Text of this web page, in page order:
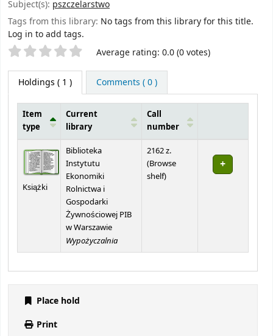
Subject(s): pszczelarstwo
Tags from this library: No tags from this library for this title.
Log in to add tags.
Star ratings Average rating: 0.0 (0 votes)
Holdings ( 1 ) Comments ( 0 )
Item
type
Current
library
Call
number
Książki
Biblioteka
Instytutu
Ekonomiki
Rolnictwa i
Gospodarki
Żywnościowej PIB
w Warszawie
Wypożyczalnia
2162 z.
(Browse
shelf(Opens below)
)
Place hold
Print